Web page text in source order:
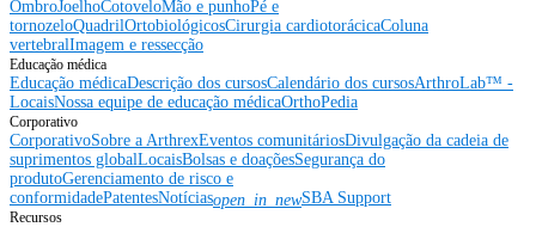
OmbroJoelhoCotoveloMão e punhoPé e
tornozeloQuadrilOrtobiológicosCirurgia cardiotorácicaColuna
vertebralImagem e ressecção
Educação médica
Educação médicaDescrição dos cursosCalendário dos cursosArthroLab™ -
LocaisNossa equipe de educação médicaOrthoPedia
Corporativo
CorporativoSobre a ArthrexEventos comunitáriosDivulgação da cadeia de
suprimentos globalLocaisBolsas e doaçõesSegurança do
produtoGerenciamento de risco e
conformidadePatentesNotíciasopen_in_newSBA Support
Recursos